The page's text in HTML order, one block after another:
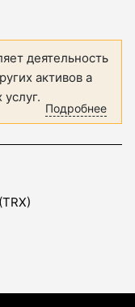
деятельность
активов а
Подробнее